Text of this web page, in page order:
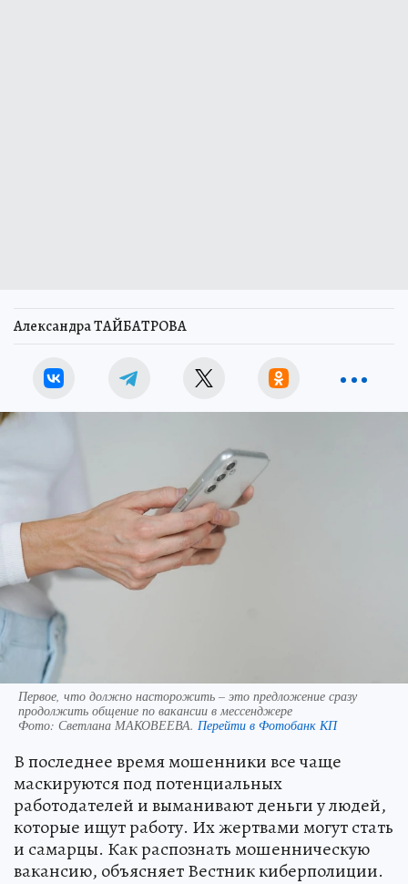
Александра ТАЙБАТРОВА
Первое, что должно насторожить – это предложение сразу
продолжить общение по вакансии в мессенджере
Фото: Светлана МАКОВЕЕВА. Перейти в Фотобанк КП
В последнее время мошенники все чаще
маскируются под потенциальных
работодателей и выманивают деньги у людей,
которые ищут работу. Их жертвами могут стать
и самарцы. Как распознать мошенническую
вакансию, объясняет Вестник киберполиции.